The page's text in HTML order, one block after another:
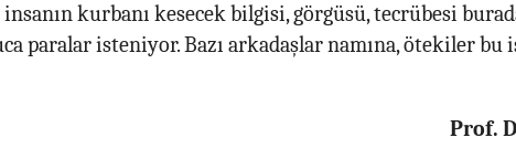
insanın kurbanı kesecek bilgisi, görgüsü, tecrübesi
paralar isteniyor. Bazı arkadaşlar namına, ötekiler bu
Prof.